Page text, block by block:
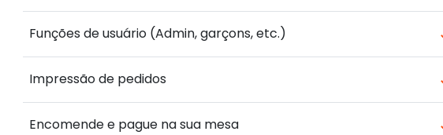
Funções de usuário (Admin, garçons, etc.)
Impressão de pedidos
Encomende e pague na sua mesa